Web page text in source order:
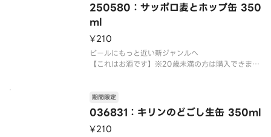
ンドの仕込方法であるダブルデコクション法を採用
しました。サッポロビール二大ブランドである黒ラ
ベルとエビスの技
250580：サッポロ麦とホップ缶 350
ml
¥210
ビールにもっと近い新ジャンルへ
【これはお酒です】※20歳未満の方は購入できませ
がございます。予めご了承ください。
036831：キリンのどごし生缶 350ml
期間限定
¥210